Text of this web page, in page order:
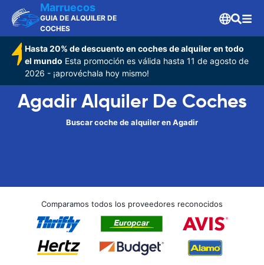
Marruecos
GUIA DE ALQUILER DE
COCHES
Hasta 20% de descuento en coches de alquiler en todo
el mundo Esta promoción es válida hasta 11 de agosto de
2026 - ¡aprovéchala hoy mismo!
Agadir Alquiler De Coches
Buscar coche de alquiler en Agadir
Comparamos todos los proveedores reconocidos